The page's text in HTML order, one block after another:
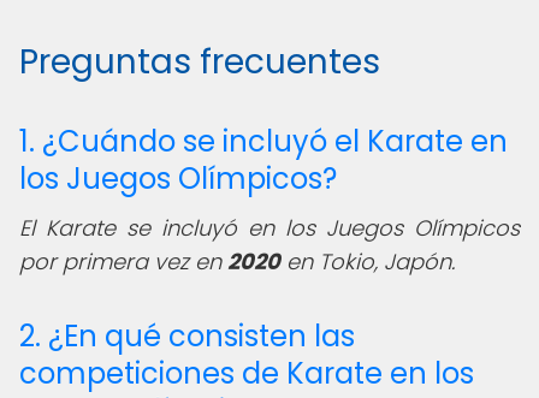
Preguntas frecuentes
1. ¿Cuándo se incluyó el Karate en
los Juegos Olímpicos?
El Karate se incluyó en los Juegos Olímpicos
por primera vez en 2020en Tokio, Japón.
2. ¿En qué consisten las
competiciones de Karate en los